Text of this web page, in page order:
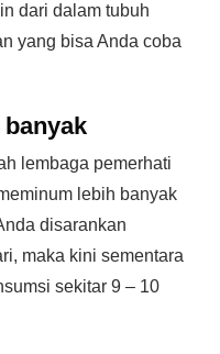
dari dalam tubuh
yang bisa Anda coba
lembaga pemerhati
lebih banyak
disarankan
maka kini sementara
sekitar 9 – 10